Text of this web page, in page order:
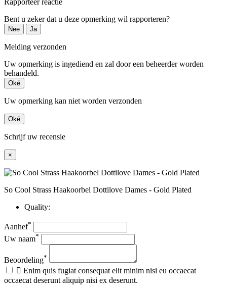
Rapporteer reactie
Bent u zeker dat u deze opmerking wil rapporteren?
Nee Ja
Melding verzonden
Uw opmerking is ingediend en zal door een beheerder worden
behandeld.
Oké
Uw opmerking kan niet worden verzonden
Oké
Schrijf uw recensie
×
So Cool Strass Haakoorbel Dottilove Dames - Gold Plated
Quality:
Aanhef*
Uw naam*
Beoordeling*
 Enim quis fugiat consequat elit minim nisi eu occaecat
occaecat deserunt aliquip nisi ex deserunt.